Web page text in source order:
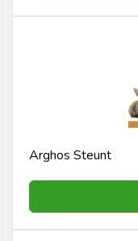
Arghos Steunt